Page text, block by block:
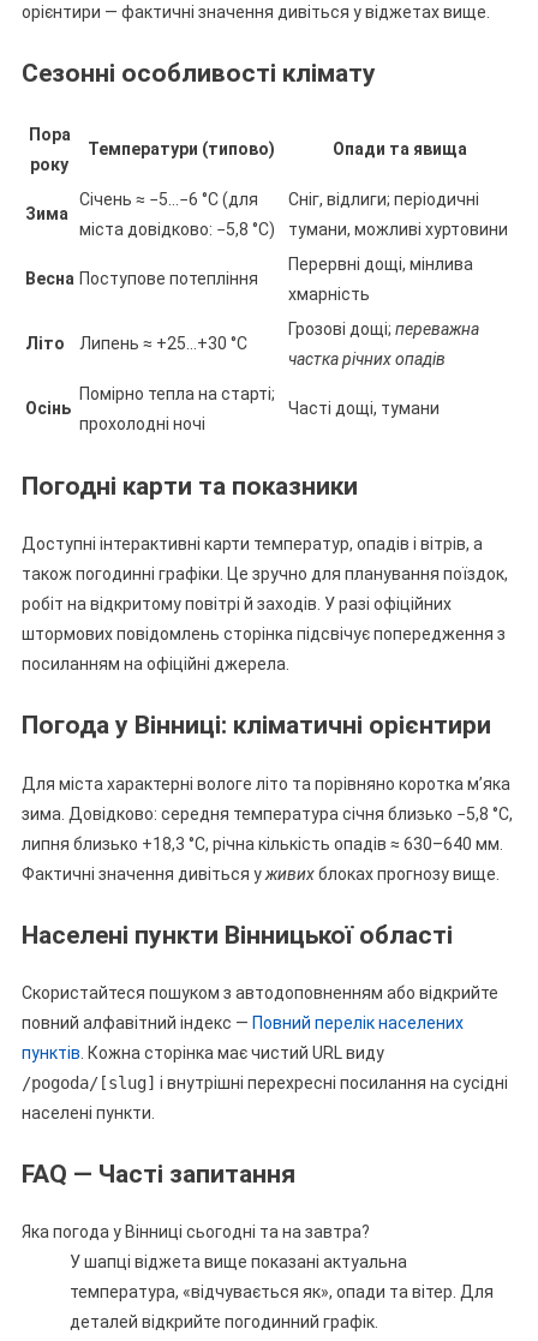
орієнтири — фактичні значення дивіться у віджетах вище.
Сезонні особливості клімату
Пора
року
Температури (типово) Опади та явища
Зима
Січень ≈ −5…−6 °C (для
міста довідково: −5,8 °C)
Сніг, відлиги; періодичні
тумани, можливі хуртовини
Весна Поступове потепління
Перервні дощі, мінлива
хмарність
Літо Липень ≈ +25…+30 °C
Грозові дощі; переважна
частка річних опадів
Осінь
Помірно тепла на старті;
прохолодні ночі
Часті дощі, тумани
Погодні карти та показники
Доступні інтерактивні карти температур, опадів і вітрів, а
також погодинні графіки. Це зручно для планування поїздок,
робіт на відкритому повітрі й заходів. У разі офіційних
штормових повідомлень сторінка підсвічує попередження з
посиланням на офіційні джерела.
Погода у Вінниці: кліматичні орієнтири
Для міста характерні вологе літо та порівняно коротка м’яка
зима. Довідково: середня температура січня близько −5,8 °C,
липня близько +18,3 °C, річна кількість опадів ≈ 630–640 мм.
Фактичні значення дивіться уживихблоках прогнозу вище.
Населені пункти Вінницької області
Скористайтеся пошуком з автодоповненням або відкрийте
повний алфавітний індекс — Повний перелік населених
пунктів . Кожна сторінка має чистий URL виду
/pogoda/[slug] і внутрішні перехресні посилання на сусідні
населені пункти.
FAQ — Часті запитання
Яка погода у Вінниці сьогодні та на завтра?
У шапці віджета вище показані актуальна
температура, «відчувається як», опади та вітер. Для
деталей відкрийте погодинний графік.